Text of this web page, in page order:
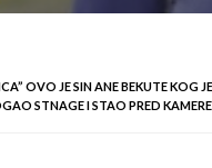
OVO JE SIN ANE BEKUTE
STNAGE I STAO PRED KAMERE